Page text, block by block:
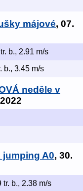
májové, 07.
b., 2.91 m/s
b., 3.45 m/s
neděle v
jumping A0, 30.
tr. b., 2.38 m/s